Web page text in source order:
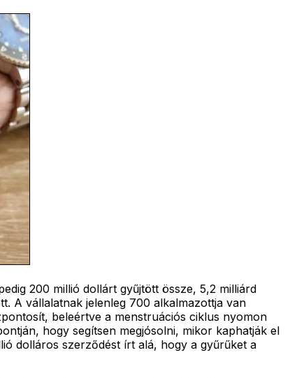
200 millió dollárt gyűjtött össze, 5,2 milliárd
A vállalatnak jelenleg 700 alkalmazottja van
beleértve a menstruációs ciklus nyomon
hogy segítsen megjósolni, mikor kaphatják el
dolláros szerződést írt alá, hogy a gyűrűket a